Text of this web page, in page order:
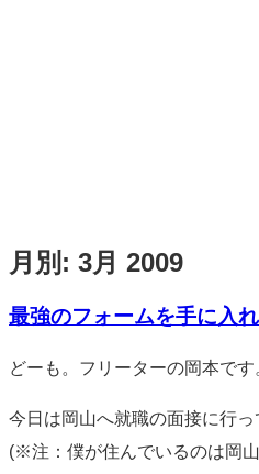
月別: 3月 2009
最強のフォームを手に入
標
どーも。フリーターの岡本です
今日は岡山へ就職の面接に行っ
(※注：僕が住んでいるのは岡